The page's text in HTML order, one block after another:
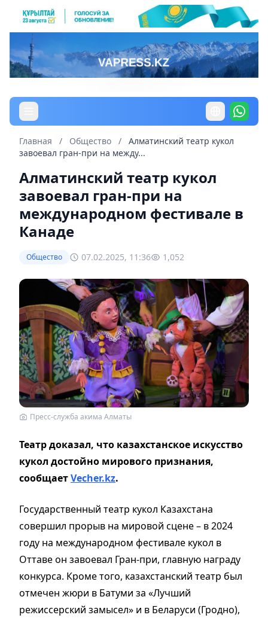
Главная / Общество /
Алматинский театр кукол
завоевал гран-при на между...
Алматинский театр кукол
завоевал гран-при на
международном фестивале в
Канаде
Общество 07.02.2025, 11:36 1,052
Пресс-служба акима Алматы
Театр доказал, что казахстанское искусство
кукол достойно мирового признания,
сообщаетVecher.kz.
Государственный театр кукол Казахстана
совершил прорыв на мировой сцене – в 2024
году на международном фестивале кукол в
Оттаве он завоевал Гран-при, главную награду
конкурса. Кроме того, казахстанский театр был
отмечен жюри в Батуми за «Лучший
режиссерский замысел» и в Беларуси (Гродно),